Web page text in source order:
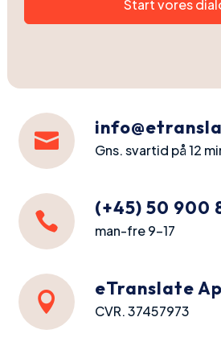
 Gns. svartid på 12
 man-fre 9-17
 CVR. 37457973